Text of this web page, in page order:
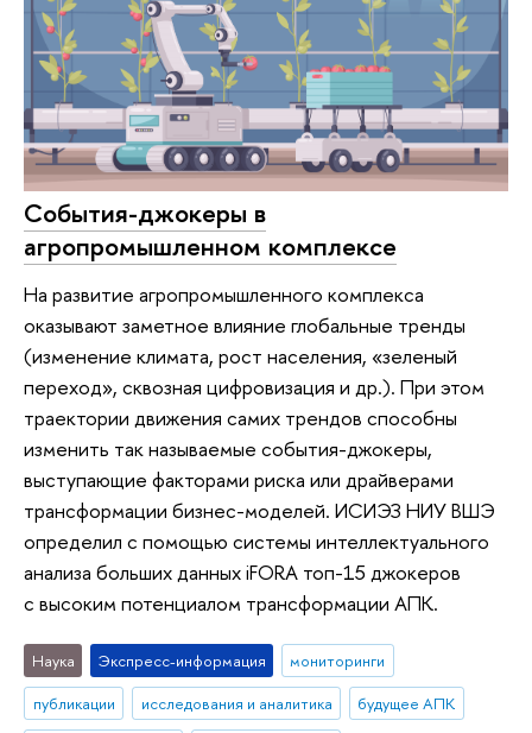
События-джокеры в
агропромышленном комплексе
На развитие агропромышленного комплекса
оказывают заметное влияние глобальные тренды
(изменение климата, рост населения, «зеленый
переход», сквозная цифровизация и др.). При этом
траектории движения самих трендов способны
изменить так называемые события-джокеры,
выступающие факторами риска или драйверами
трансформации бизнес-моделей. ИСИЭЗ НИУ ВШЭ
определил с помощью системы интеллектуального
анализа больших данных iFORA топ-15 джокеров
с высоким потенциалом трансформации АПК.
Наука Экспресс-информация
мониторинги
публикации
исследования и аналитика
будущее АПК